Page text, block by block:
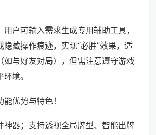
用户可输入需求生成专用辅助工具，
隐藏操作痕迹，实现“必胜”效果，适
如与好友对局），但需注意遵守游戏
境。
优势与特色！
神器；支持透视全局牌型、智能出牌